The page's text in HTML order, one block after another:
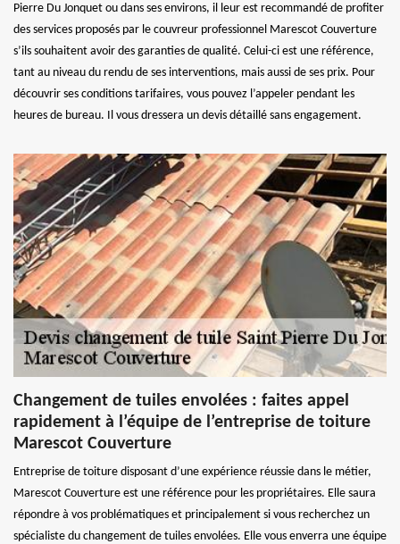
Pierre Du Jonquet ou dans ses environs, il leur est recommandé de profiter
des services proposés par le couvreur professionnel Marescot Couverture
s’ils souhaitent avoir des garanties de qualité. Celui-ci est une référence,
tant au niveau du rendu de ses interventions, mais aussi de ses prix. Pour
découvrir ses conditions tarifaires, vous pouvez l’appeler pendant les
heures de bureau. Il vous dressera un devis détaillé sans engagement.
Changement de tuiles envolées : faites appel
rapidement à l’équipe de l’entreprise de toiture
Marescot Couverture
Entreprise de toiture disposant d’une expérience réussie dans le métier,
Marescot Couverture est une référence pour les propriétaires. Elle saura
répondre à vos problématiques et principalement si vous recherchez un
spécialiste du changement de tuiles envolées. Elle vous enverra une équipe